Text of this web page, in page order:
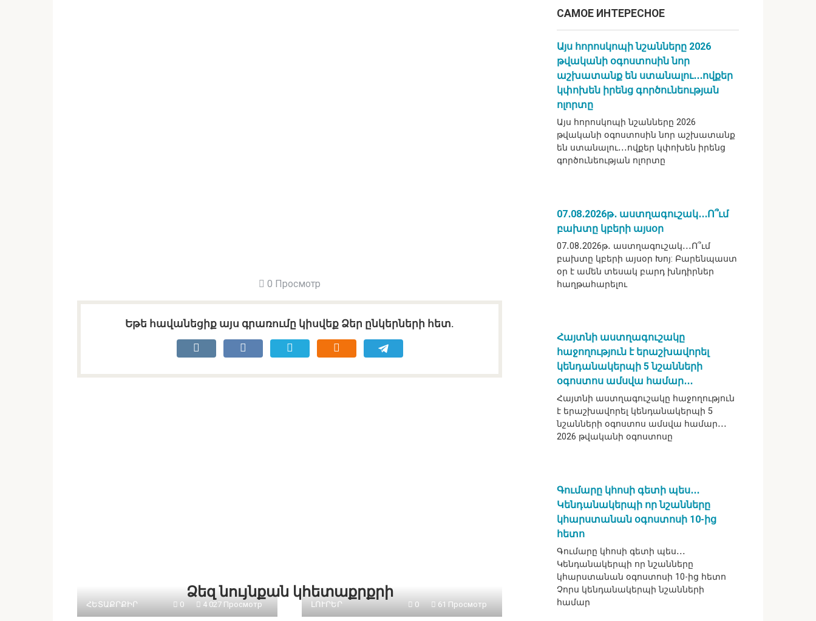
0 Просмотр
Եթե հավանեցիք այս գրառումը կիսվեք Ձեր ընկերների հետ.
Ձեզ նույնքան կհետաքրքրի
ՀԵՏԱՔՐՔԻՐ 0 4 027 Просмотр ԼՈՒՐԵՐ 0 61 Просмотр
САМОЕ ИНТЕРЕСНОЕ
Այս հորոսկոպի նշանները 2026
թվականի օգոստոսին նոր
աշխատանք են ստանալու․․․ովքեր
կփոխեն իրենց գործունեության
ոլորտը
Այս հորոսկոպի նշանները 2026
թվականի օգոստոսին նոր աշխատանք
են ստանալու․․․ովքեր կփոխեն իրենց
գործունեության ոլորտը
07․08․2026թ․ աստղագուշակ․․․Ո՞ւմ
բախտը կբերի այսօր
07․08․2026թ․ աստղագուշակ․․․Ո՞ւմ
բախտը կբերի այսօր Խոյ: Բարենպաստ
օր է ամեն տեսակ բարդ խնդիրներ
հաղթահարելու
Հայտնի աստղագուշակը
հաջողություն է երաշխավորել
կենդանակերպի 5 նշանների
օգոստոս ամսվա համար․․․
Հայտնի աստղագուշակը հաջողություն
է երաշխավորել կենդանակերպի 5
նշանների օգոստոս ամսվա համար․․․
2026 թվականի օգոստոսը
Գումարը կհոսի գետի պես․․․
Կենդանակերպի որ նշանները
կհարստանան օգոստոսի 10-ից
հետո
Գումարը կհոսի գետի պես․․․
Կենդանակերպի որ նշանները
կհարստանան օգոստոսի 10-ից հետո
Չորս կենդանակերպի նշանների
համար